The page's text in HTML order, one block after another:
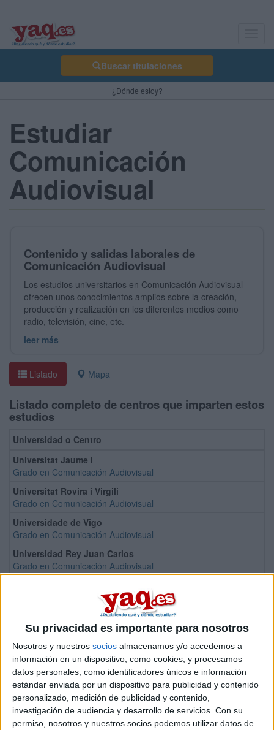
Su privacidad es importante para nosotros
Nosotros y nuestros socios almacenamos y/o accedemos a
información en un dispositivo, como cookies, y procesamos
datos personales, como identificadores únicos e información
estándar enviada por un dispositivo para publicidad y contenido
personalizado, medición de publicidad y contenido,
investigación de audiencia y desarrollo de servicios. Con su
permiso, nosotros y nuestros socios podemos utilizar datos de
Buscar titulaciones
¿Dónde estoy?
Estudiar
Comunicación
Audiovisual
Contenido y salidas laborales de
Comunicación Audiovisual
Los estudios universitarios en Comunicación Audiovisual
ofrecen unos conocimientos amplios sobre la creación,
producción y realización en los diferentes medios como
radio, televisión, cine, etc.
leer más
Listado Mapa
Listado completo de centros que imparten estos
estudios
Universidad o Centro
Universitat Jaume I
Grado en Comunicación Audiovisual
Universitat Rovira i Virgili
Grado en Comunicación Audiovisual
Universidade de Vigo
Grado en Comunicación Audiovisual
Universidad Rey Juan Carlos
Grado en Comunicación Audiovisual
Doble Grado en Periodismo + Comunicación Audiovisual
Universidad Rey Juan Carlos
Doble Grado en Comunicación Audiovisual + Administración y
Universidad de Sevilla
Grado en Comunicación Audiovisual
Universidad de Alcalá
Grado en Comunicación Audiovisual
Universidad de Málaga
Grado en Comunicación Audiovisual